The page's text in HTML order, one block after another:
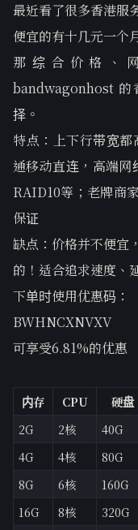
最近看了很多香港服
便宜的有十几元一个
那综合价格、
bandwagonhost
择。
特点：上下行带宽
通移动直连，高端网
RAID10等；老牌商
保证
缺点：价格并不便宜
的！适合追求速度、
下单时使用优惠码：
BWHNCXNVXV
可享受6.81%的优惠
内存 CPU 硬盘
2G
2核 40G
4G
4核 80G
8G
6核 160G
16G
8核 320G